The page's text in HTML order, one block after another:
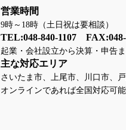
営業時間
9時～18時（土日祝は要相談）
TEL:048-840-1107 FAX:048-
起業・会社設立から決算・申告
主な対応エリア
さいたま市、上尾市、川口市、
オンラインであれば全国対応可能